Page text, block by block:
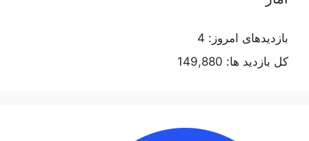
بازدیدهای امروز: 4
کل بازدید ها: 149,880